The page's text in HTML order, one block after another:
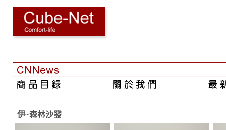
伊~森林沙發